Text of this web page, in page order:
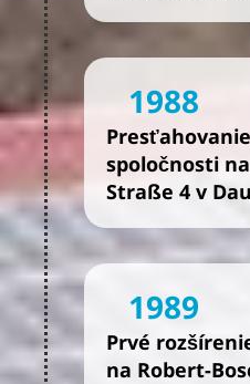
1988
spoločnosti
Straße 4 v
1989
Prvé
na Robert-